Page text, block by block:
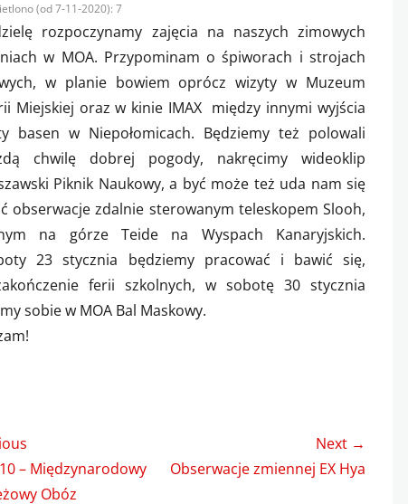
(od 7-11-2020): 7
rozpoczynamy zajęcia na naszych zimowych
w MOA. Przypominam o śpiworach i strojach
w planie bowiem oprócz wizyty w Muzeum
Miejskiej oraz w kinie IMAX między innymi wyjścia
basen w Niepołomicach. Będziemy też polowali
chwilę dobrej pogody, nakręcimy wideoklip
Piknik Naukowy, a być może też uda nam się
obserwacje zdalnie sterowanym teleskopem Slooh,
na górze Teide na Wyspach Kanaryjskich.
23 stycznia będziemy pracować i bawić się,
ferii szkolnych, w sobotę 30 stycznia
sobie w MOA Bal Maskowy.
– Międzynarodowy
Obóz
Next →
Next
Obserwacje zmiennej EX Hya